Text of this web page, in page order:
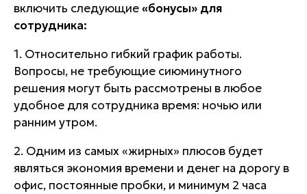
включить следующие«бонусы» для
сотрудника:
1. Относительно гибкий график работы.
Вопросы, не требующие сиюминутного
решения могут быть рассмотрены в любое
удобное для сотрудника время: ночью или
ранним утром.
2. Одним из самых «жирных» плюсов будет
являться экономия времени и денег на дорогу в
офис, постоянные пробки, и минимум 2 часа